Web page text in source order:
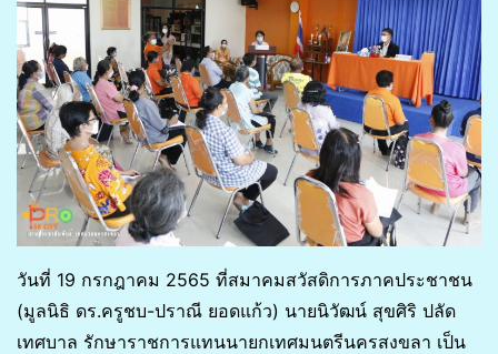
วันที่ 19 กรกฎาคม 2565 ที่สมาคมสวัสดิการภาคประชาชน
(มูลนิธิ ดร.ครูชบ-ปราณี ยอดแก้ว) นายนิวัฒน์ สุขศิริ ปลัด
เทศบาล รักษาราชการแทนนายกเทศมนตรีนครสงขลา เป็น